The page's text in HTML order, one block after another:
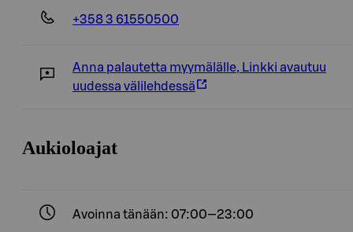
+358 3 61550500
Anna palautetta myymälälle, Linkki avautuu
uudessa välilehdessä
Aukioloajat
Avoinna tänään: 07:00—23:00